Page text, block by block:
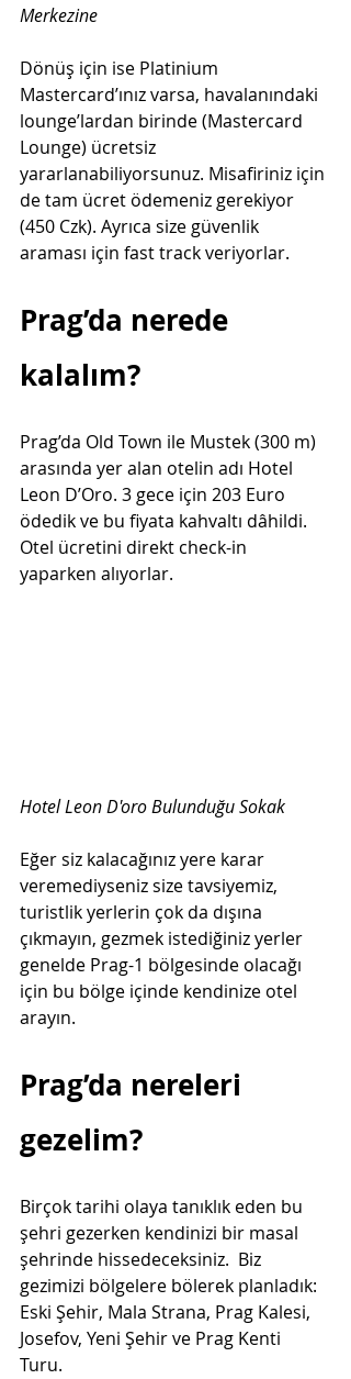
Merkezine
Dönüş için ise Platinium
Mastercard’ınız varsa, havalanındaki
lounge’lardan birinde (Mastercard
Lounge) ücretsiz
yararlanabiliyorsunuz. Misafiriniz için
de tam ücret ödemeniz gerekiyor
(450 Czk). Ayrıca size güvenlik
araması için fast track veriyorlar.
Prag’da nerede
kalalım?
Prag’da Old Town ile Mustek (300 m)
arasında yer alan otelin adı Hotel
Leon D’Oro. 3 gece için 203 Euro
ödedik ve bu fiyata kahvaltı dâhildi.
Otel ücretini direkt check-in
yaparken alıyorlar.
Hotel Leon D'oro Bulunduğu Sokak
Eğer siz kalacağınız yere karar
veremediyseniz size tavsiyemiz,
turistlik yerlerin çok da dışına
çıkmayın, gezmek istediğiniz yerler
genelde Prag-1 bölgesinde olacağı
için bu bölge içinde kendinize otel
arayın.
Prag’da nereleri
gezelim?
Birçok tarihi olaya tanıklık eden bu
şehri gezerken kendinizi bir masal
şehrinde hissedeceksiniz.  Biz
gezimizi bölgelere bölerek planladık:
Eski Şehir, Mala Strana, Prag Kalesi,
Josefov, Yeni Şehir ve Prag Kenti
Turu.